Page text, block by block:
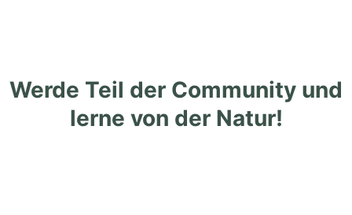
Werde Teil der Community und
lerne von der Natur!